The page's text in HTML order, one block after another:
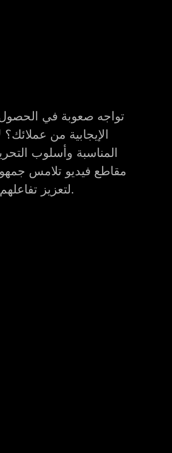
تواجه صعوبة في الحصول
الإيجابية من
المناسبة وأسلوب
مقاطع فيديو تلامس
لتعزيز تفاعلهم مع العملاء وبناء قاعدة عملاء وفية.